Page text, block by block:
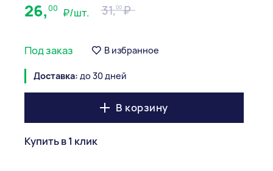
26,00 ₽/шт. 31,00
Под заказ В избранное
Доставка: до 30 дней
В корзину
Купить в 1 клик